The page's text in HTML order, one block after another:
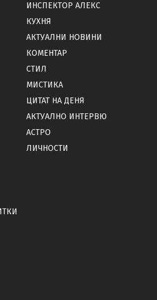
ИНСПЕКТОР АЛЕКС
КУХНЯ
АКТУАЛНИ НОВИНИ
КОМЕНТАР
СТИЛ
МИСТИКА
ЦИТАТ НА ДЕНЯ
АКТУАЛНО ИНТЕРВЮ
АСТРО
ЛИЧНОСТИ